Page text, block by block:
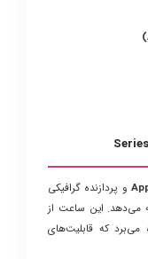
و پردازنده گرافیکی
می‌دهد. این ساعت از
می‌برد که قابلیت‌های